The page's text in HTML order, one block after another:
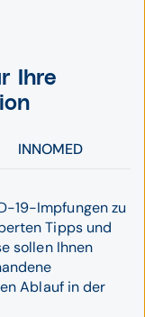
Video Standbild
Ihre
INNOMED
19-Impfungen zu
Tipps und
sollen Ihnen
Ablauf in der